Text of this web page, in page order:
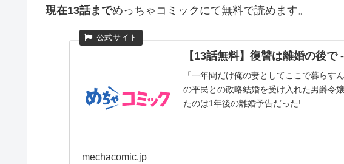
現在13話までめっちゃコミックにて無料で読めます。
【13話無料】復讐は離婚の後で
「一年間だけ俺の妻としてここで暮らす
の平民との政略結婚を受け入れた男爵令
たのは1年後の離婚予告だった!...
mechacomic.jp